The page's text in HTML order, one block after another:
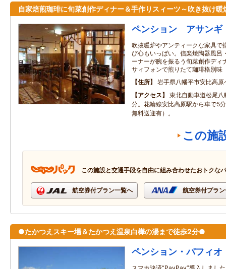
自家焙煎珈琲に旬菜創作ディナー＆手作りスィーツ～吹き抜け暖
ペンション アサンギ
吹抜暖炉やアンティークな家具で
び心もいっぱい。信楽焼陶器風呂
ーナーが腕を振るう旬菜創作ディ
サィフォンで煎りたて珈琲格別味
住所
岩手県八幡平市安比高
アクセス
東北自動車道松尾
分。花輪線安比高原駅から車で5
無料送迎有）。
この施
この施設と交通手段を自由に組み合わせたおトクな
航空券付プラン一覧へ 航空券付プラ
●たかつえスキー場＆たかつえ温泉白樺の湯まで徒歩2分●
ペンション・パフィオ